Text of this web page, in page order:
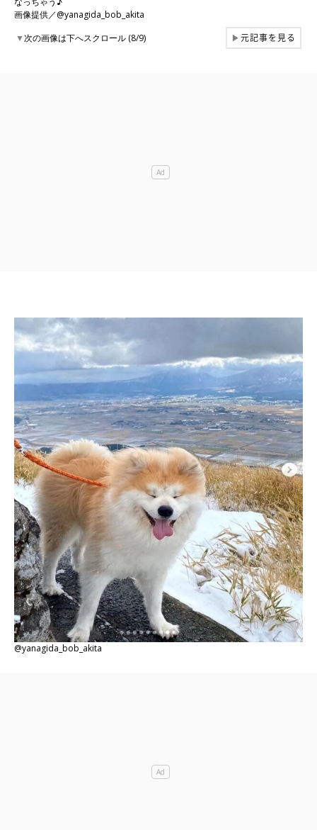
画像提供／@yanagida_bob_akita
▼次の画像は下へスクロール (8/9) ▶元記事を見る
@yanagida_bob_akita